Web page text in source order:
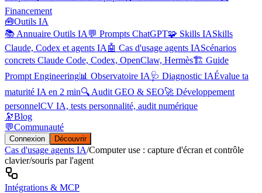
Financement
🧰Outils IA
📚 Annuaire Outils IA 💬 Prompts ChatGPT🧩 Skills IASkills
Claude, Codex et agents IA 🤖 Cas d'usage agents IAScénarios
concrets Claude Code, Codex, OpenClaw, Hermès🏗️ Guide
Prompt Engineering📊 Observatoire IA 🩺 Diagnostic IAÉvalue ta
maturité IA en 2 min🔍 Audit GEO & SEO🚀 Développement
personnelCV IA, tests personnalité, audit numérique
🔭Blog
💬Communauté
Connexion Découvrir
Cas d'usage agents IA/Computer use : capture d'écran et contrôle
clavier/souris par l'agent
Intégrations & MCP